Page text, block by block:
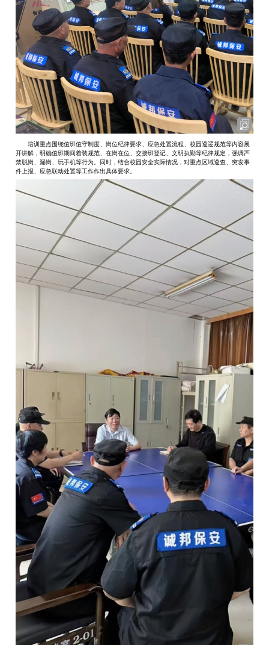
培训重点围绕值班值守制度、岗位纪律要求、应急处置流程、校园巡逻规范等内容展
开讲解，明确值班期间着装规范、在岗在位、交接班登记、文明执勤等纪律规定，强调严
禁脱岗、漏岗、玩手机等行为。同时，结合校园安全实际情况，对重点区域巡查、突发事
件上报、应急联动处置等工作作出具体要求。